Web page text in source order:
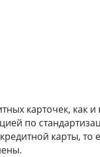
карточек, как и
по
карты,